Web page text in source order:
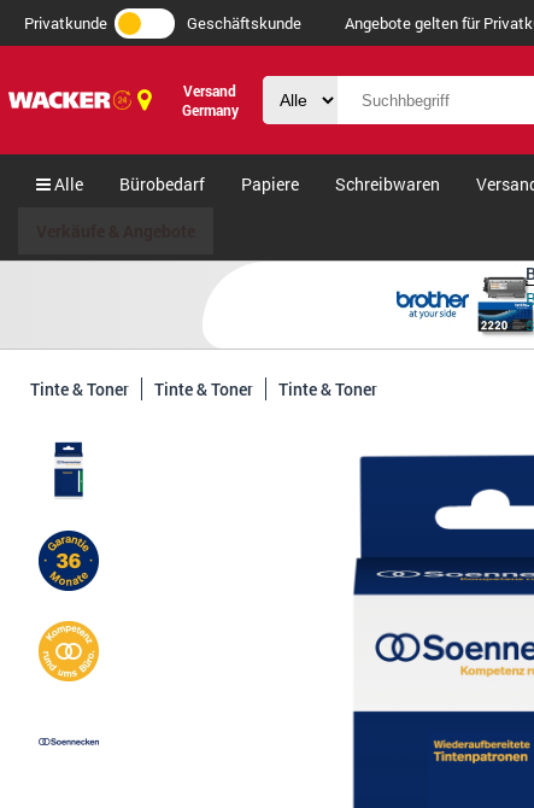
Privatkunde Geschäftskunde Angebote gelten für
Versand
Germany
Alle Bürobedarf Papiere Schreibwaren
Tinte & Toner Tinte & Toner Tinte & Toner